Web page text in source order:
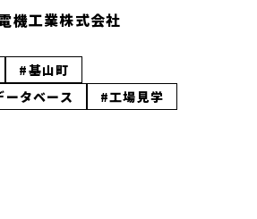
機工業株式会社
#基山町
タベース
#工場見学